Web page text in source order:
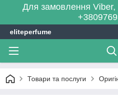
Для замовлення Viber,
eliteperfume
Товари та послуги